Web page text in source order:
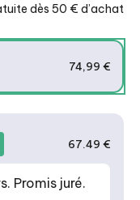
dès 50 € d’achat
74,99 €
67.49 €
Promis juré.